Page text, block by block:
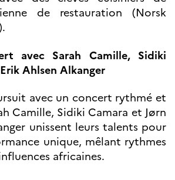
de restauration (Norsk
avec Sarah Camille, Sidiki
Ahlsen Alkanger
avec un concert rythmé et
Camille, Sidiki Camara et Jørn
unissent leurs talents pour
unique, mêlant rythmes
africaines.